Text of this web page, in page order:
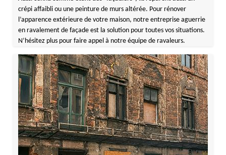
crépi affaibli ou une peinture de murs altérée. Pour rénover
l’apparence extérieure de votre maison, notre entreprise aguerrie
en ravalement de façade est la solution pour toutes vos situations.
N’hésitez plus pour faire appel à notre équipe de ravaleurs.